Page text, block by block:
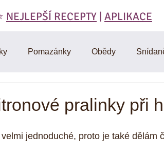
NEJLEPŠÍ RECEPTY | APLIKACE
Pomazánky Obědy
Cviceni a hubnuti Denik
pralinky při
jednoduché, proto je také dělám